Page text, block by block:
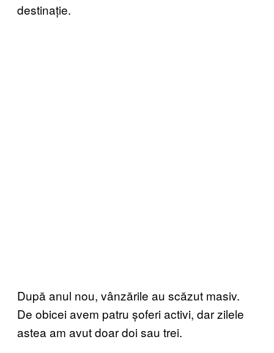
destinație.
După anul nou, vânzările au scăzut masiv.
De obicei avem patru șoferi activi, dar zilele
astea am avut doar doi sau trei.